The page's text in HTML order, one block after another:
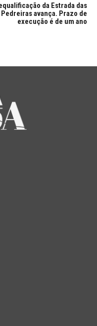
da Estrada das
Pedreiras avança. Prazo de
execução é de um ano